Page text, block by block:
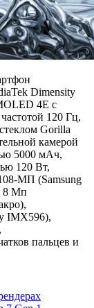
Dimensity
4E c
120 Гц,
Gorilla
камерой
5000 мАч,
120 Вт,
МП (Samsung
8 Мп
IMX596),
пальцев и